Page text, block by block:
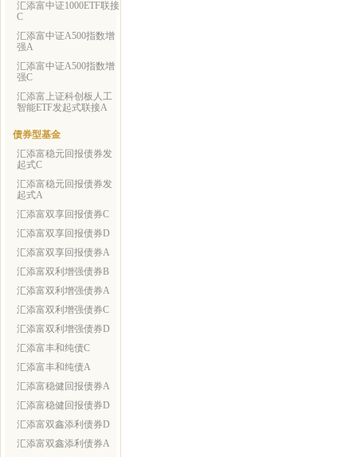
汇添富中证1000ETF联接
C
汇添富中证A500指数增
强A
汇添富中证A500指数增
强C
汇添富上证科创板人工
智能ETF发起式联接A
债券型基金
汇添富稳元回报债券发
起式C
汇添富稳元回报债券发
起式A
汇添富双享回报债券C
汇添富双享回报债券D
汇添富双享回报债券A
汇添富双利增强债券B
汇添富双利增强债券A
汇添富双利增强债券C
汇添富双利增强债券D
汇添富丰和纯债C
汇添富丰和纯债A
汇添富稳健回报债券A
汇添富稳健回报债券D
汇添富双鑫添利债券D
汇添富双鑫添利债券A